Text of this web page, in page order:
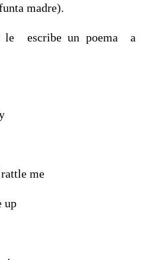
madre).
le escribe un poema a
me
up